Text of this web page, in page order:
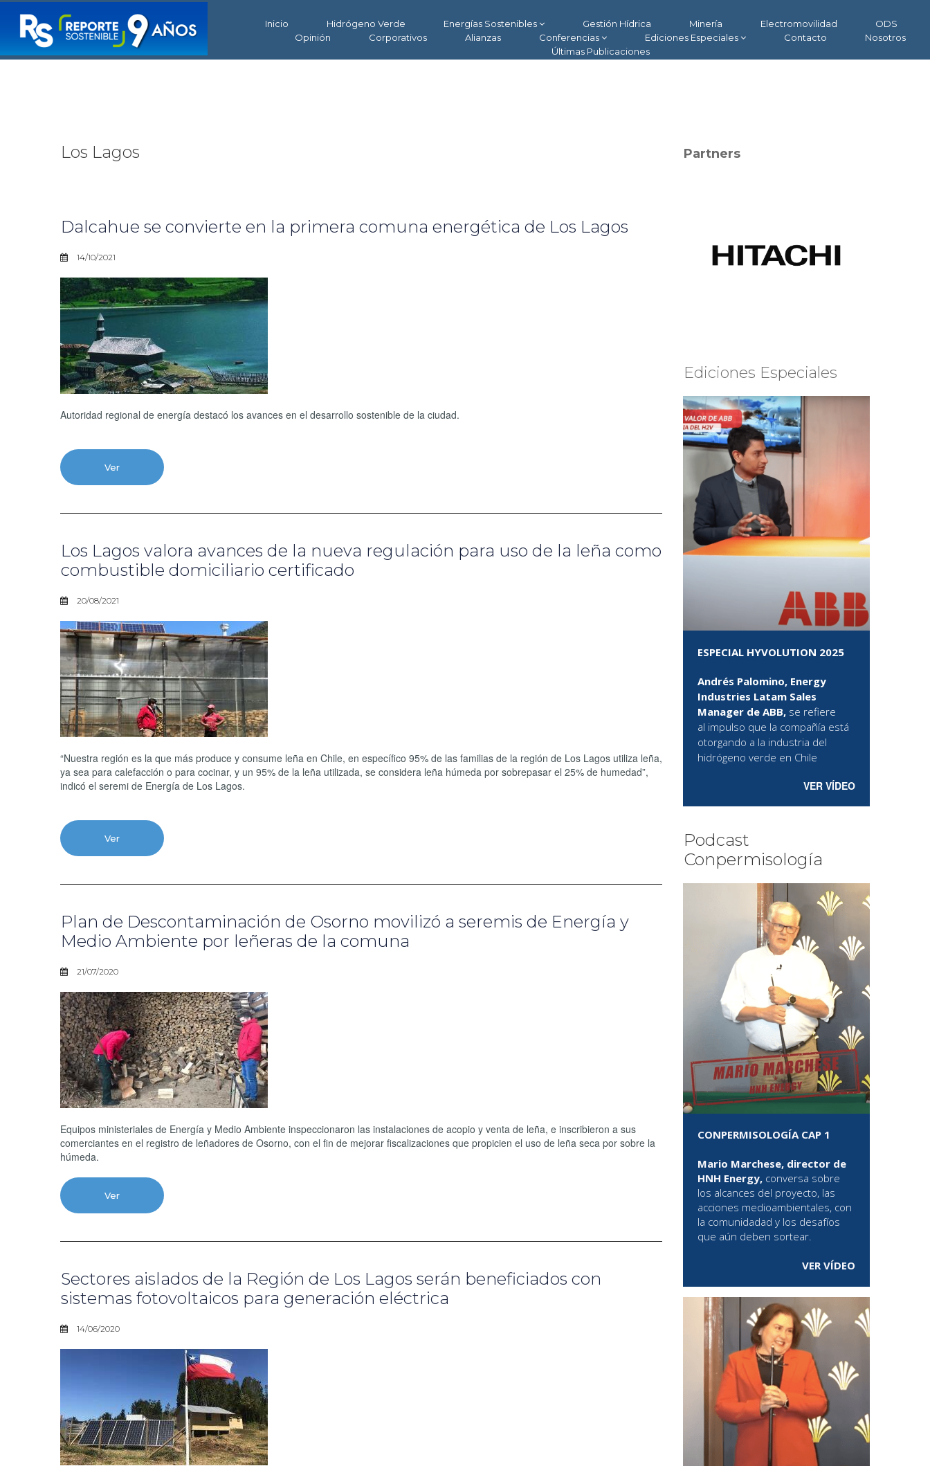
Inicio Hidrógeno Verde Energías Sostenibles Gestión Hídrica Minería Electromovilidad
ODS
Opinión
Corporativos Alianzas Conferencias Ediciones Especiales Contacto
Nosotros
Últimas Publicaciones
Los Lagos
Dalcahue se convierte en la primera comuna energética de Los Lagos
14/10/2021
Autoridad regional de energía destacó los avances en el desarrollo sostenible de la ciudad.
Ver
Los Lagos valora avances de la nueva regulación para uso de la leña como
combustible domiciliario certificado
20/08/2021
“Nuestra región es la que más produce y consume leña en Chile, en específico 95% de las familias de la región de Los Lagos utiliza leña,
ya sea para calefacción o para cocinar, y un 95% de la leña utilizada, se considera leña húmeda por sobrepasar el 25% de humedad”,
indicó el seremi de Energía de Los Lagos.
Ver
Plan de Descontaminación de Osorno movilizó a seremis de Energía y
Medio Ambiente por leñeras de la comuna
21/07/2020
Equipos ministeriales de Energía y Medio Ambiente inspeccionaron las instalaciones de acopio y venta de leña, e inscribieron a sus
comerciantes en el registro de leñadores de Osorno, con el fin de mejorar fiscalizaciones que propicien el uso de leña seca por sobre la
húmeda.
Ver
Sectores aislados de la Región de Los Lagos serán beneficiados con
sistemas fotovoltaicos para generación eléctrica
14/06/2020
Partners
Ediciones Especiales
ESPECIAL HYVOLUTION 2025
Andrés Palomino, Energy
Industries Latam Sales
Manager de ABB, se refiere
al impulso que la compañía está
otorgando a la industria del
hidrógeno verde en Chile
VER VÍDEO
Podcast
Conpermisología
CONPERMISOLOGÍA CAP 1
Mario Marchese, director de
HNH Energy, conversa sobre
los alcances del proyecto, las
acciones medioambientales, con
la comunidadad y los desafíos
que aún deben sortear.
VER VÍDEO